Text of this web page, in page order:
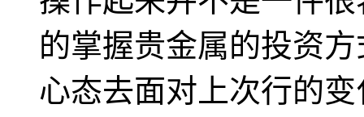
的掌握贵金属的投资
心态去面对上次行的